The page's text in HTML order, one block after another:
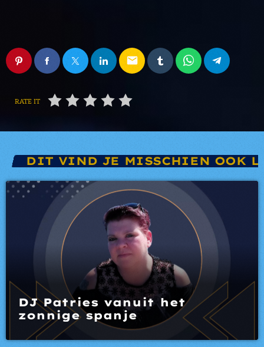
email
RATE IT
DIT VIND JE MISSCHIEN OOK
DJ Patries vanuit het
zonnige spanje